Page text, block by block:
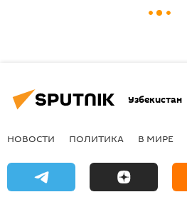
Узбекистан
НОВОСТИ ПОЛИТИКА В МИРЕ